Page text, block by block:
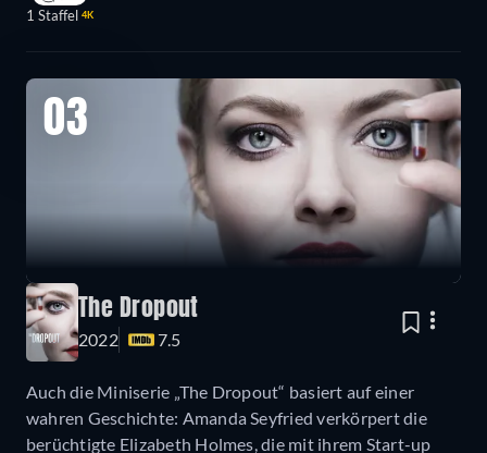
1 Staffel 4K
03
The Dropout
2022 7.5
Auch die Miniserie „The Dropout“ basiert auf einer
wahren Geschichte: Amanda Seyfried verkörpert die
berüchtigte Elizabeth Holmes, die mit ihrem Start-up